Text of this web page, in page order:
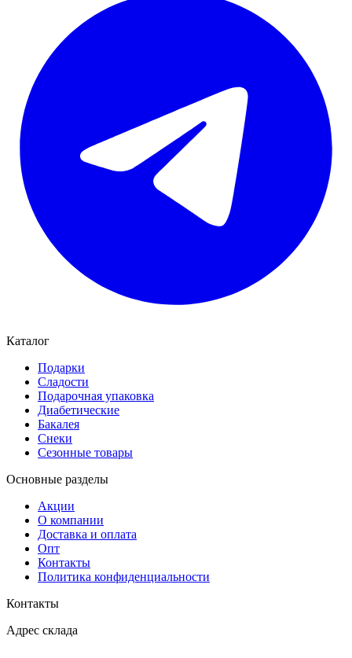
Каталог
Подарки
Сладости
Подарочная упаковка
Диабетические
Бакалея
Снеки
Сезонные товары
Основные разделы
Акции
О компании
Доставка и оплата
Опт
Контакты
Политика конфиденциальности
Контакты
Адрес склада